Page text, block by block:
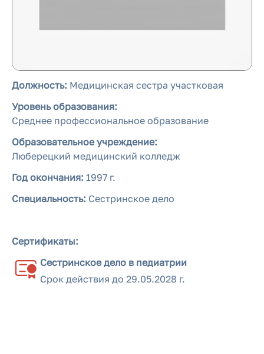
Должность: Медицинская сестра участковая
Уровень образования:
Среднее профессиональное образование
Образовательное учреждение:
Люберецкий медицинский колледж
Год окончания: 1997 г.
Специальность: Сестринское дело
Сертификаты:
Сестринское дело в педиатрии
Срок действия до 29.05.2028 г.